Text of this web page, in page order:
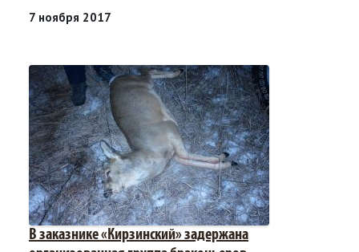
7 ноября 2017
В заказнике «Кирзинский» задержана